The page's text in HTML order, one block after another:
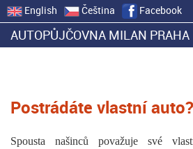
English Čeština Facebook
AUTOPŮJČOVNA MILAN PRAHA
Postrádáte vlastní auto?
Spousta našinců považuje své